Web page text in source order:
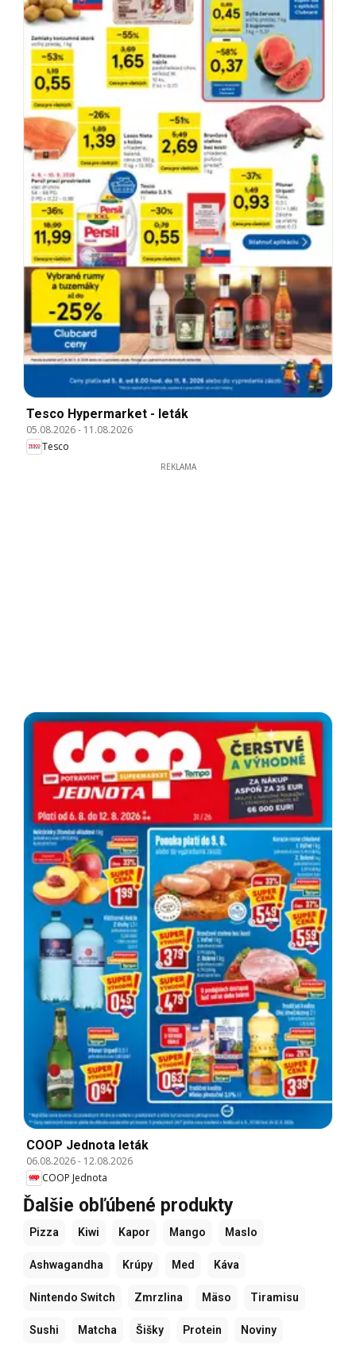
Tesco Hypermarket - leták
05.08.2026- 11.08.2026
Tesco
REKLAMA
COOP Jednota leták
06.08.2026- 12.08.2026
COOP Jednota
Ďalšie obľúbené produkty
Pizza Kiwi Kapor Mango Maslo
Ashwagandha Krúpy Med Káva
Nintendo Switch Zmrzlina Mäso Tiramisu
Sushi Matcha Šišky Protein Noviny